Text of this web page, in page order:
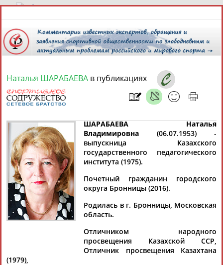
6 августа 2026 года,16:07
Найдено: 13181 Расширенный поиск
Аслаудин
АБАЕВ
Елена
АБАИМОВА
Мария
АБАКУМОВА
АБАЛАКИНА
Дмитрий
Тамилла
АБАСОВА
АБАЧАРАЕВ
АБАШИДЗЕ
Наталья ШАРАБАЕВА в публикациях
ШАРАБАЕВА Наталья
Владимировна (06.07.1953) -
выпускница Казахского
государственного педагогического
института (1975).
Почетный гражданин городского
округа Бронницы (2016).
Родилась в г. Бронницы, Московская
область.
Отличником народного
просвещения Казахской ССР,
Отличник просвещения Казахтана
(1979),